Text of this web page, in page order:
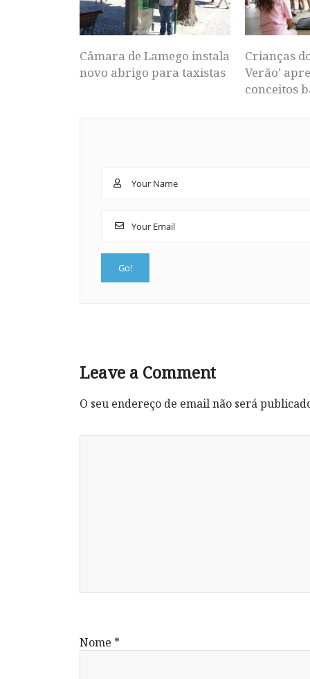
Câmara de Lamego instala
novo abrigo para taxistas
Crianças
Verão’
conceitos
Leave a Comment
O seu endereço de email não será
Nome *